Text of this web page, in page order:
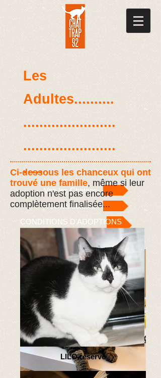
Les
Adultes..........
.......................
.......................
.....
Voir les Chatons
Voir les Juniors
CONDITIONS D'ADOPTIONS
Ci-dessous les chanceux qui ont
trouvé une famille, même si leur
adoption n'est pas encore
complètement finalisée...
LILO réservé